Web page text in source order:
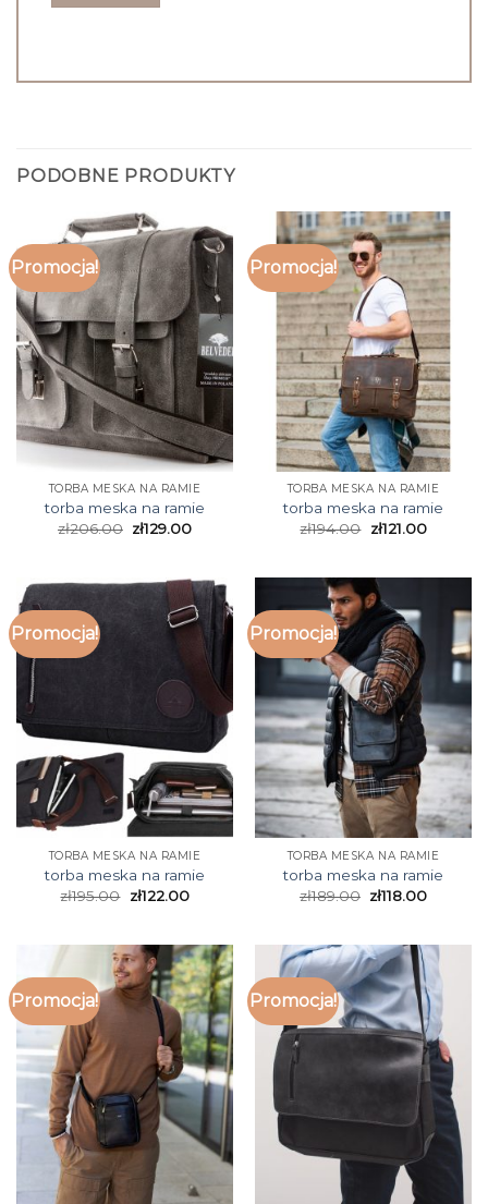
PODOBNE PRODUKTY
Promocja!
TORBA MESKA NA RAMIE
torba meska na ramie
zł206.00 zł129.00
Promocja!
TORBA MESKA NA RAMIE
torba meska na ramie
zł194.00 zł121.00
Promocja!
TORBA MESKA NA RAMIE
torba meska na ramie
zł195.00 zł122.00
Promocja!
TORBA MESKA NA RAMIE
torba meska na ramie
zł189.00 zł118.00
Promocja! Promocja!